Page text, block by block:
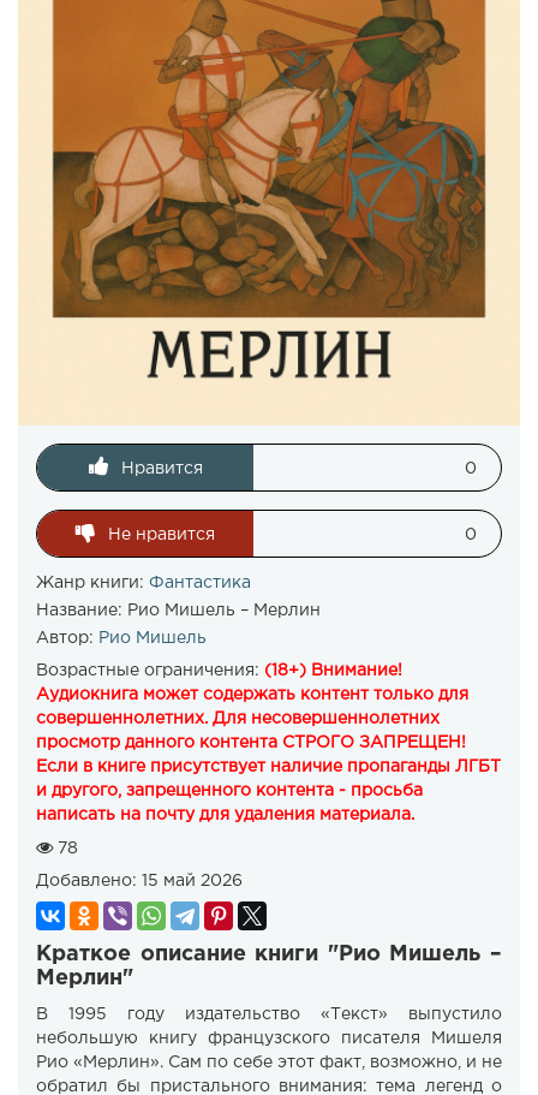
Нравится 0
Не нравится 0
Жанр книги: Фантастика
Название: Рио Мишель – Мерлин
Автор: Рио Мишель
Возрастные ограничения: (18+) Внимание!
Аудиокнига может содержать контент только для
совершеннолетних. Для несовершеннолетних
просмотр данного контента СТРОГО ЗАПРЕЩЕН!
Если в книге присутствует наличие пропаганды ЛГБТ
и другого, запрещенного контента - просьба
написать на почту для удаления материала.
78
Добавлено: 15 май 2026
Краткое описание книги "Рио Мишель –
Мерлин"
В 1995 году издательство «Текст» выпустило
небольшую книгу французского писателя Мишеля
Рио «Мерлин». Сам по себе этот факт, возможно, и не
обратил бы пристального внимания: тема легенд о